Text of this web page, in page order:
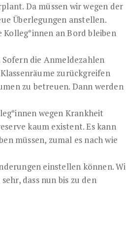
Da müssen wir wegen der
Überlegungen anstellen.
an Bord bleiben
die Anmeldezahlen
zurückgreifen
zu betreuen. Dann werden
wegen Krankheit
kaum existent. Es kann
müssen, zumal es nach wie
einstellen können.
dass nun bis zu den